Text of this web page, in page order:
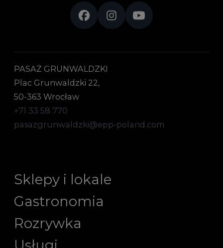
PASAŻ GRUNWALDZKI
Plac Grunwaldzki 22,
50-363 Wrocław
+71 33 58 770
pasazgrunwaldzki@epp-poland.com
Sklepy i lokale
Gastronomia
Rozrywka